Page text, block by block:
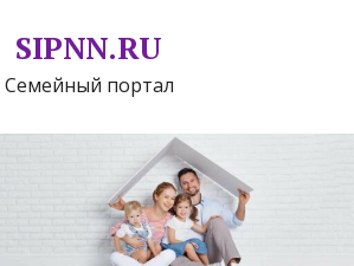
SIPNN.RU
Семейный портал